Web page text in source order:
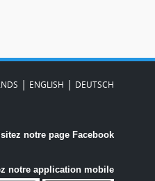
| ENGLISH | DEUTSCH
notre page Facebook
notre application mobile